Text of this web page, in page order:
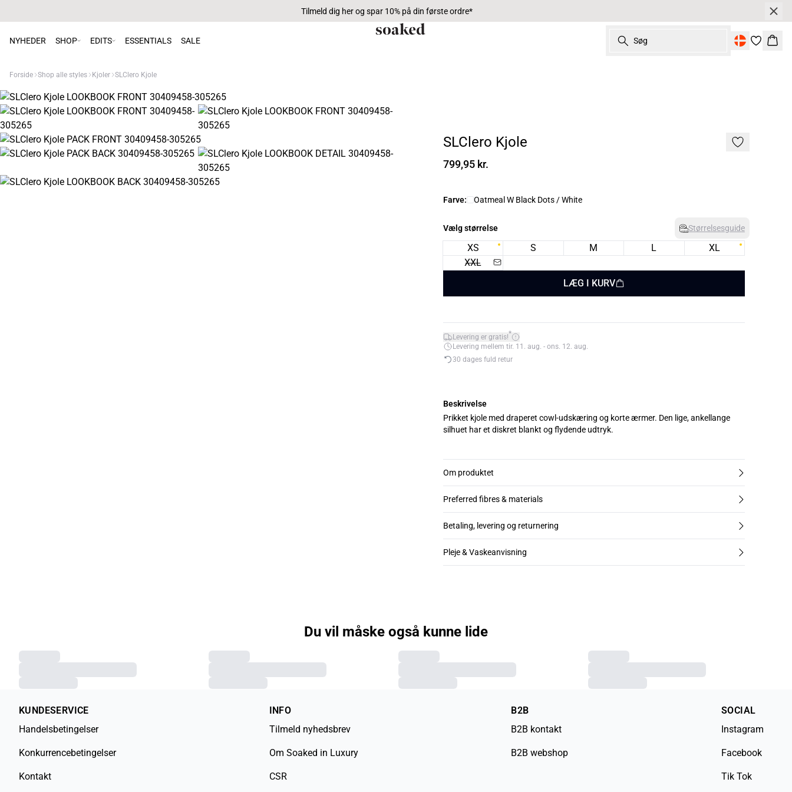
Tilmeld dig her og spar 10% på din første ordre*
NYHEDER SHOP EDITS ESSENTIALS SALE Søg
Kurv
Forside Shop alle styles Kjoler SLClero Kjole
SLClero Kjole
799,95 kr.
Farve: Oatmeal W Black Dots / White
Vælg størrelse Størrelsesguide
XS S M L
XL
XXL
LÆG I KURV
Levering er gratis!*
Levering mellem tir. 11. aug. - ons. 12. aug.
30 dages fuld retur
Beskrivelse
Prikket kjole med draperet cowl-udskæring og korte ærmer. Den lige, ankellange
silhuet har et diskret blankt og flydende udtryk.
Om produktet
Preferred fibres & materials
Betaling, levering og returnering
Pleje & Vaskeanvisning
Du vil måske også kunne lide
KUNDESERVICE
Handelsbetingelser
Konkurrencebetingelser
Kontakt
INFO
Tilmeld nyhedsbrev
Om Soaked in Luxury
CSR
B2B
B2B kontakt
B2B webshop
SOCIAL
Instagram
Facebook
Tik Tok